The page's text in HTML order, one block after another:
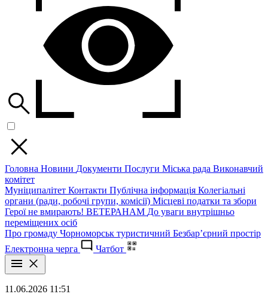
Головна Новини Документи Послуги Міська рада Виконавчий
комітет
Муніципалітет Контакти Публічна інформація Колегіальні
органи (ради, робочі групи, комісії) Місцеві податки та збори
Герої не вмирають! ВЕТЕРАНАМ До уваги внутрішньо
переміщених осіб
Про громаду Чорноморськ туристичний Безбар’єрний простір
Електронна черга
Чатбот
11.06.2026 11:51